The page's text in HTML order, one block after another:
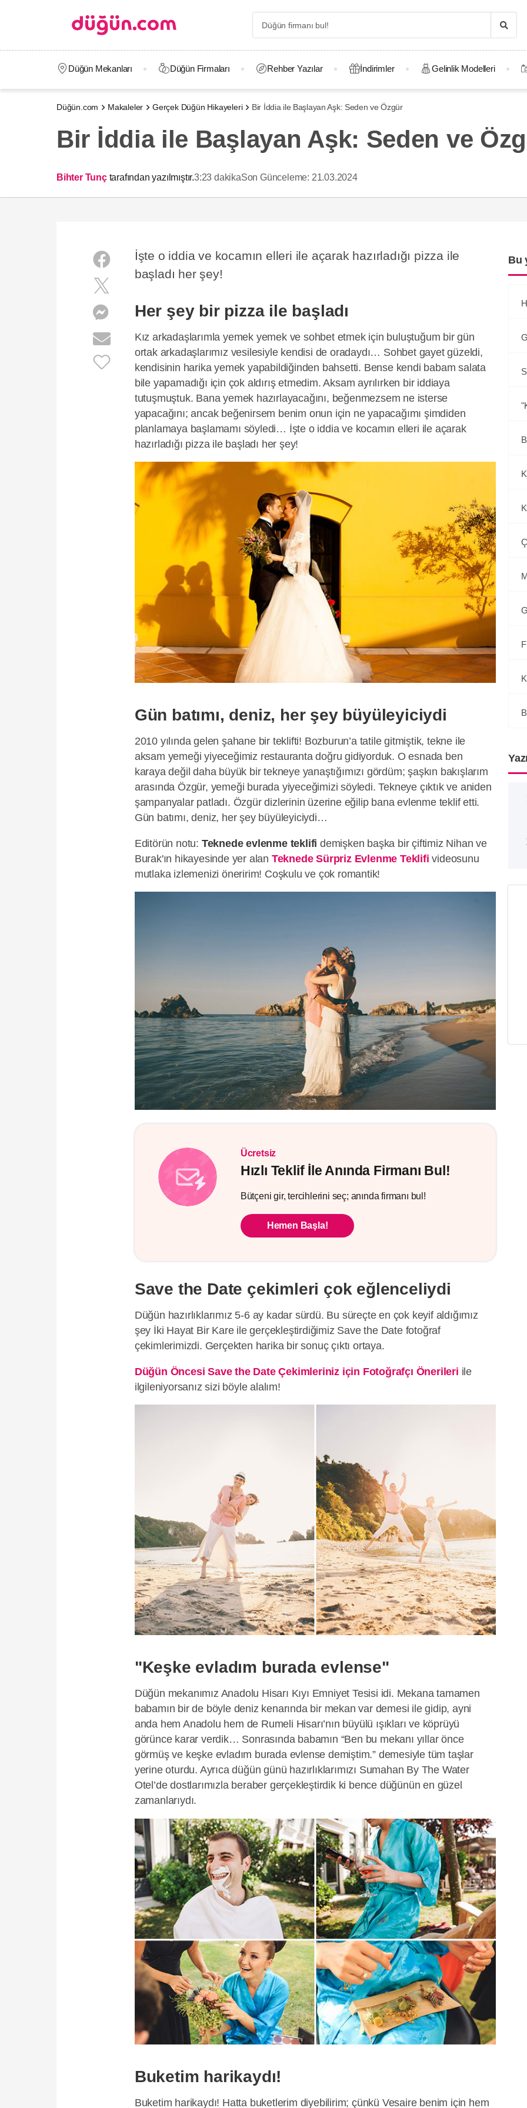
Düğün Mekanları Düğün Firmaları Rehber Yazılar İndirimler Gelinlik Modelleri
Düğün.com Makaleler Gerçek Düğün Hikayeleri Bir İddia ile Başlayan Aşk: Seden ve Özgür
Bir İddia ile Başlayan Aşk: Seden ve
Bihter Tunçtarafından yazılmıştır.3:23 dakikaSon Günceleme: 21.03.2024
İşte o iddia ve kocamın elleri ile açarak hazırladığı pizza ile
başladı her şey!
Her şey bir pizza ile başladı
Kız arkadaşlarımla yemek yemek ve sohbet etmek için buluştuğum bir gün
ortak arkadaşlarımız vesilesiyle kendisi de oradaydı… Sohbet gayet güzeldi,
kendisinin harika yemek yapabildiğinden bahsetti. Bense kendi babam salata
bile yapamadığı için çok aldırış etmedim. Aksam ayrılırken bir iddiaya
tutuşmuştuk. Bana yemek hazırlayacağını, beğenmezsem ne isterse
yapacağını; ancak beğenirsem benim onun için ne yapacağımı şimdiden
planlamaya başlamamı söyledi… İşte o iddia ve kocamın elleri ile açarak
hazırladığı pizza ile başladı her şey!
Gün batımı, deniz, her şey büyüleyiciydi
2010 yılında gelen şahane bir teklifti! Bozburun’a tatile gitmiştik, tekne ile
aksam yemeği yiyeceğimiz restauranta doğru gidiyorduk. O esnada ben
karaya değil daha büyük bir tekneye yanaştığımızı gördüm; şaşkın bakışlarım
arasında Özgür, yemeği burada yiyeceğimizi söyledi. Tekneye çıktık ve aniden
şampanyalar patladı. Özgür dizlerinin üzerine eğilip bana evlenme teklif etti.
Gün batımı, deniz, her şey büyüleyiciydi…
Editörün notu: Teknede evlenme teklifi demişken başka bir çiftimiz Nihan ve
Burak'ın hikayesinde yer alan Teknede Sürpriz Evlenme Teklifivideosunu
mutlaka izlemenizi öneririm! Coşkulu ve çok romantik!
Ücretsiz
Hızlı Teklif İle Anında Firmanı Bul!
Bütçeni gir, tercihlerini seç; anında firmanı bul!
Hemen Başla!
Save the Date çekimleri çok eğlenceliydi
Düğün hazırlıklarımız 5-6 ay kadar sürdü. Bu süreçte en çok keyif aldığımız
şey İki Hayat Bir Kare ile gerçekleştirdiğimiz Save the Date fotoğraf
çekimlerimizdi. Gerçekten harika bir sonuç çıktı ortaya.
Düğün Öncesi Save the Date Çekimleriniz için Fotoğrafçı Önerileri ile
ilgileniyorsanız sizi böyle alalım!
"Keşke evladım burada evlense"
Düğün mekanımız Anadolu Hisarı Kıyı Emniyet Tesisi idi. Mekana tamamen
babamın bir de böyle deniz kenarında bir mekan var demesi ile gidip, ayni
anda hem Anadolu hem de Rumeli Hisarı’nın büyülü ışıkları ve köprüyü
görünce karar verdik… Sonrasında babamın “Ben bu mekanı yıllar önce
görmüş ve keşke evladım burada evlense demiştim.” demesiyle tüm taşlar
yerine oturdu. Ayrıca düğün günü hazırlıklarımızı Sumahan By The Water
Otel’de dostlarımızla beraber gerçekleştirdik ki bence düğünün en güzel
zamanlarıydı.
Buketim harikaydı!
Buketim harikaydı! Hatta buketlerim diyebilirim; çünkü Vesaire benim için hem
Bu